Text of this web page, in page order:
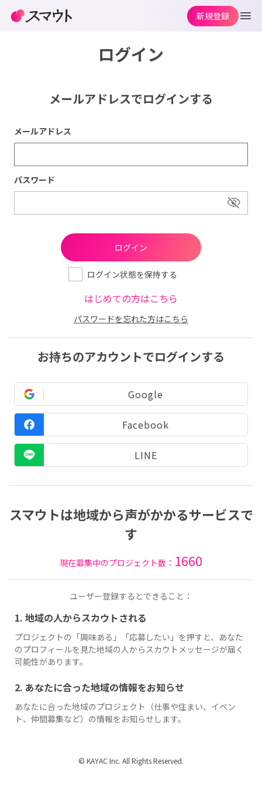
ログイン
メールアドレスでログインする
メールアドレス
パスワード
ログイン状態を保持する
はじめての方はこちら
パスワードを忘れた方はこちら
お持ちのアカウントでログインする
Google
Facebook
LINE
スマウトは地域から声がかかるサービスで
す
現在募集中のプロジェクト数： 1660
ユーザー登録するとできること：
1. 地域の人からスカウトされる
プロジェクトの「興味ある」「応募したい」を押すと、あなた
のプロフィールを見た地域の人からスカウトメッセージが届く
可能性があります。
2. あなたに合った地域の情報をお知らせ
あなたに合った地域のプロジェクト（仕事や住まい、イベン
ト、仲間募集など）の情報をお知らせします。
新規登録
© KAYAC Inc. All Rights Reserved.